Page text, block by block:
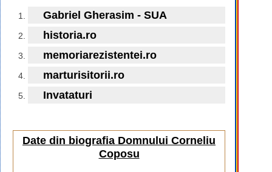
Gabriel Gherasim - SUA
historia.ro
memoriarezistentei.ro
marturisitorii.ro
Invataturi
Date din biografia Domnului Corneliu
Coposu